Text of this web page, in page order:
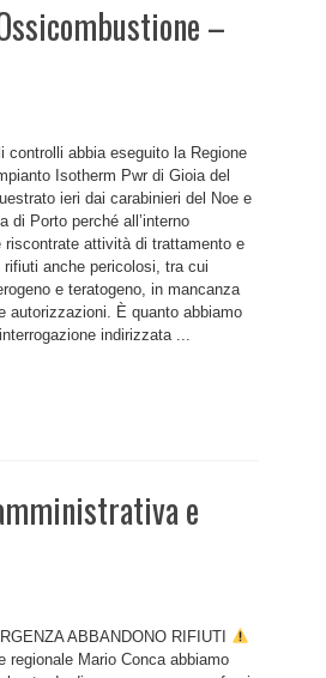
–
controlli abbia eseguito la Regione
Isotherm Pwr di Gioia del
ieri dai carabinieri del Noe e
di Porto perché all’interno
riscontrate attività di trattamento e
anche pericolosi, tra cui
e teratogeno, in mancanza
autorizzazioni. È quanto abbiamo
indirizzata ...
e
ABBANDONO RIFIUTI
regionale Mario Conca abbiamo